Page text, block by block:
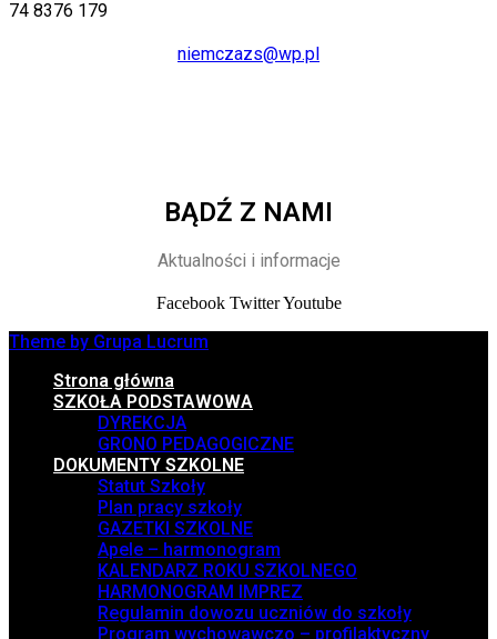
74 8376 179
niemczazs@wp.pl
BĄDŹ Z NAMI
Aktualności i informacje
Facebook Twitter Youtube
Theme by Grupa Lucrum
Strona główna
SZKOŁA PODSTAWOWA
DYREKCJA
GRONO PEDAGOGICZNE
DOKUMENTY SZKOLNE
Statut Szkoły
Plan pracy szkoły
GAZETKI SZKOLNE
Apele – harmonogram
KALENDARZ ROKU SZKOLNEGO
HARMONOGRAM IMPREZ
Regulamin dowozu uczniów do szkoły
Program wychowawczo – profilaktyczny